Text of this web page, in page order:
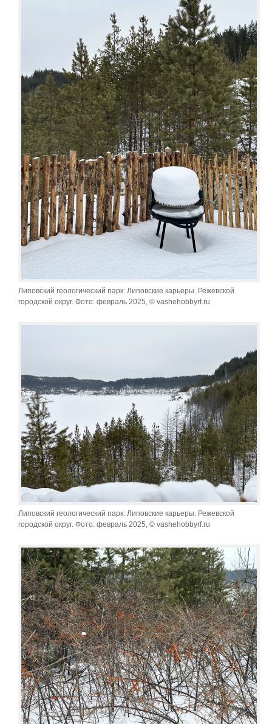
Липовский геологический парк: Липовские карьеры. Режевской
городской округ. Фото: февраль 2025, © vashehobbyrf.ru
Липовский геологический парк: Липовские карьеры. Режевской
городской округ. Фото: февраль 2025, © vashehobbyrf.ru